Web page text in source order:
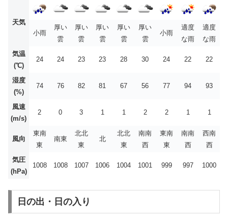
天気
小雨
厚い
雲
厚い
雲
厚い
雲
厚い
雲
厚い
雲
小雨
適度
な雨
適度
な雨
気温
(℃)
24 24 23 23 28 30 24 22 22
湿度
(%)
74 76 82 81 67 56 77 94 93
風速
(m/s)
2 0 3 1 1 2 2 1 1
風向
東南
東
南東
北北
東
北
北北
東
南南
西
東南
東
南南
西
西南
西
気圧
(hPa)
1008 1008 1007 1006 1004 1001 999 997 1000
日の出・日の入り